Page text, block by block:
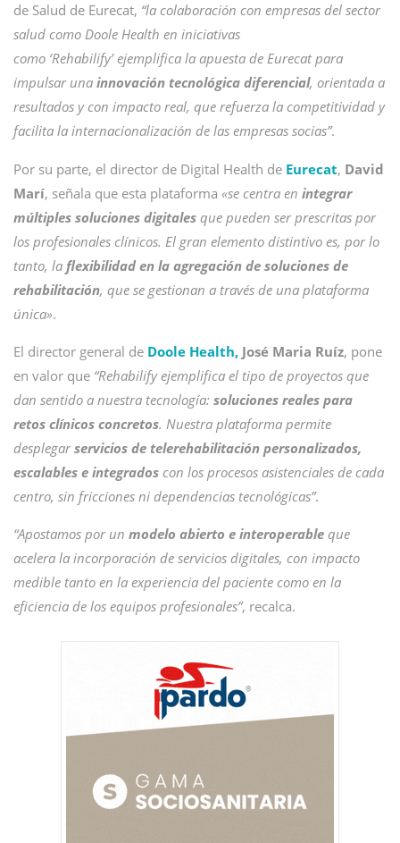
de Salud de Eurecat, “la colaboración con empresas del sector
salud como Doole Health en iniciativas
como ‘Rehabilify’ ejemplifica la apuesta de Eurecat para
impulsar una innovación tecnológica diferencial, orientada a
resultados y con impacto real, que refuerza la competitividad y
facilita la internacionalización de las empresas socias”.
Por su parte, el director de Digital Health de Eurecat, David
Marí, señala que esta plataforma «se centra en integrar
múltiples soluciones digitales que pueden ser prescritas por
los profesionales clínicos. El gran elemento distintivo es, por lo
tanto, la flexibilidad en la agregación de soluciones de
rehabilitación, que se gestionan a través de una plataforma
única».
El director general de Doole Health, José Maria Ruíz, pone
en valor que “Rehabilify ejemplifica el tipo de proyectos que
dan sentido a nuestra tecnología: soluciones reales para
retos clínicos concretos. Nuestra plataforma permite
desplegarservicios de telerehabilitación personalizados,
escalables e integrados con los procesos asistenciales de cada
centro, sin fricciones ni dependencias tecnológicas”.
“Apostamos por un modelo abierto e interoperable que
acelera la incorporación de servicios digitales, con impacto
medible tanto en la experiencia del paciente como en la
eficiencia de los equipos profesionales”, recalca.